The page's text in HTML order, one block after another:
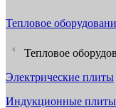
Тепловое
Тепловое
Электрические плиты
Индукционные плиты